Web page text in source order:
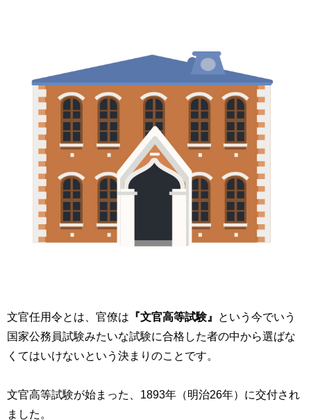
文官任用令とは、官僚は 『文官高等試験』
という今でいう
国家公務員試験みたいな試験に合格した者の中から選ばな
くてはいけないという決まりのことです。
文官高等試験が始まった、1893年（明治26年）に交付され
ました。